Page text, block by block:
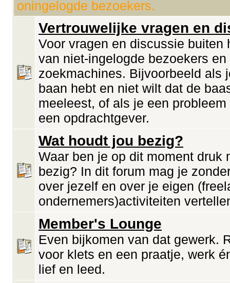
oningelogde bezoekers.
Vertrouwelijke vragen en
Voor vragen en discussie buiten
van niet-ingelogde bezoekers en
zoekmachines. Bijvoorbeeld als
baan hebt en niet wilt dat de
meeleest, of als je een probleem
een opdrachtgever.
Wat houdt jou bezig?
Waar ben je op dit moment druk
bezig? In dit forum mag je
over jezelf en over je eigen
ondernemers)activiteiten
Member's Lounge
Even bijkomen van dat gewerk.
voor klets en een praatje, werk
lief en leed.